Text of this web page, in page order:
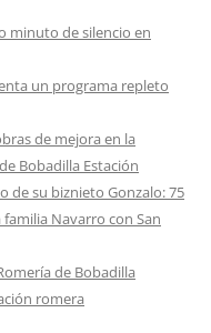
minuto de silencio en
un programa repleto
de mejora en la
Bobadilla Estación
de su biznieto Gonzalo: 75
Navarro con San
de Bobadilla
romera